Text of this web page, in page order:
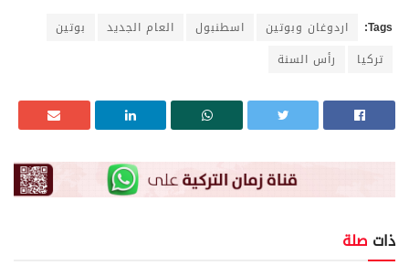
Tags: اردوغان وبوتين اسطنبول العام الجديد
بوتين
تركيا
رأس السنة
ذات صلة